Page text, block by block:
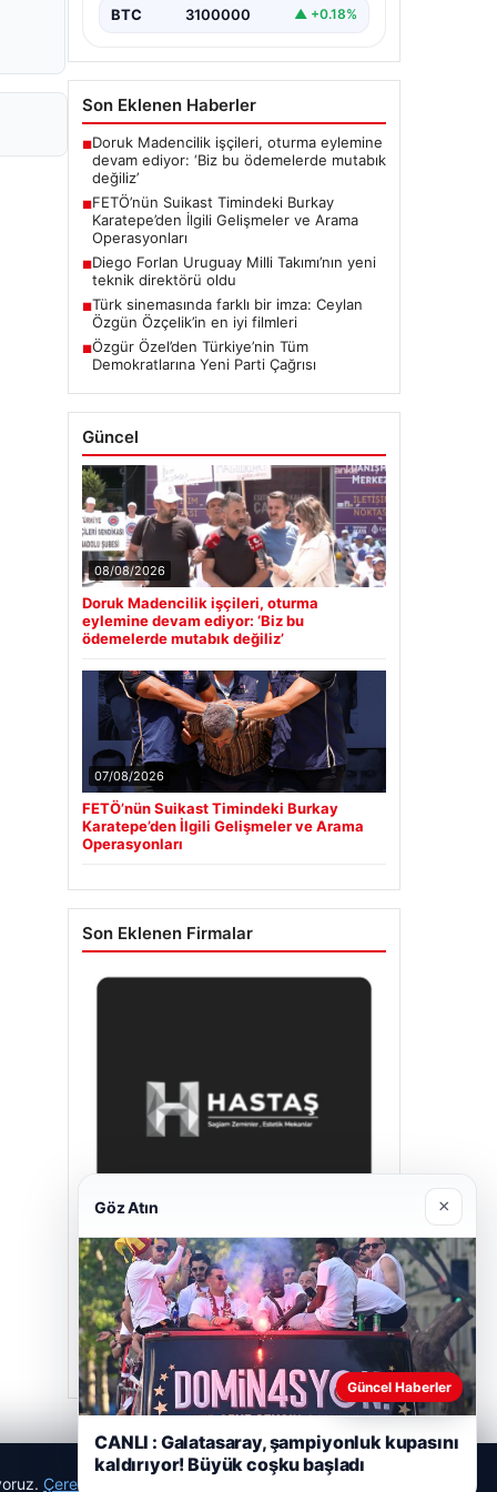
suikast planında yer…
BTC 3100000 ▲ +0.18%
Son Eklenen Haberler
■Doruk Madencilik işçileri, oturma eylemine
devam ediyor: ‘Biz bu ödemelerde mutabık
değiliz’
■FETÖ’nün Suikast Timindeki Burkay
Karatepe’den İlgili Gelişmeler ve Arama
Operasyonları
■Diego Forlan Uruguay Milli Takımı’nın yeni
teknik direktörü oldu
■Türk sinemasında farklı bir imza: Ceylan
Özgün Özçelik’in en iyi filmleri
■Özgür Özel’den Türkiye’nin Tüm
Demokratlarına Yeni Parti Çağrısı
Güncel
08/08/2026
Doruk Madencilik işçileri, oturma
eylemine devam ediyor: ‘Biz bu
ödemelerde mutabık değiliz’
07/08/2026
FETÖ’nün Suikast Timindeki Burkay
Karatepe’den İlgili Gelişmeler ve Arama
Operasyonları
Son Eklenen Firmalar
Hastaş Beton
26/05/2026
Çerez Politikamız
Göz Atın ×
Güncel Haberler
CANLI : Galatasaray, şampiyonluk kupasını
kaldırıyor! Büyük coşku başladı